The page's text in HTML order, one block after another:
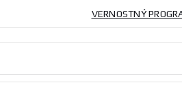
VERNOSTNÝ